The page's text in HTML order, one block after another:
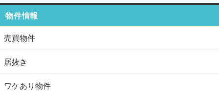
物件情報
売買物件
居抜き
ワケあり物件